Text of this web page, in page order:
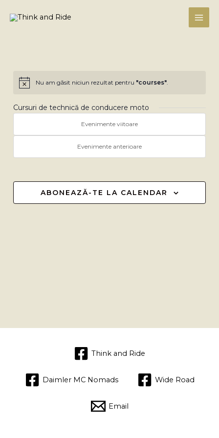
NotificareNu am găsit niciun rezultat pentru "courses".
Cursuri de technică de conducere moto
Evenimente viitoare
Evenimente anterioare
ABONEAZĂ-TE LA CALENDAR
Think and Ride
Daimler MC Nomads Wide Road
Email